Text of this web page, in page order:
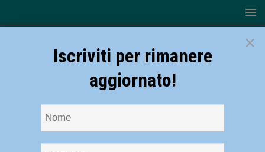
×
Iscriviti per rimanere
aggiornato!